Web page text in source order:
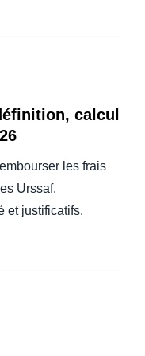
calcul
les frais
Urssaf,
et justificatifs.